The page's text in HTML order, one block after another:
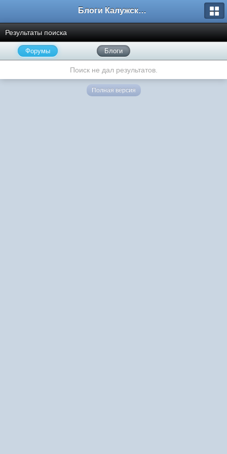
Блоги Калужского перекрестка
Результаты поиска
Форумы Блоги
Поиск не дал результатов.
Полная версия